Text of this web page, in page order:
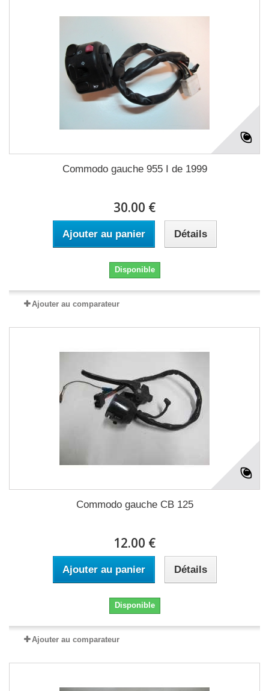
Commodo gauche 955 I de 1999
30.00 €
Ajouter au panier Détails
Disponible
Ajouter au comparateur
Commodo gauche CB 125
12.00 €
Ajouter au panier Détails
Disponible
Ajouter au comparateur